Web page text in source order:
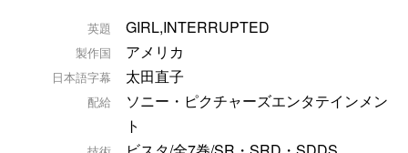
英題 GIRL,INTERRUPTED
製作国 アメリカ
日本語字幕 太田直子
配給
ソニー・ピクチャーズエンタテインメン
ト